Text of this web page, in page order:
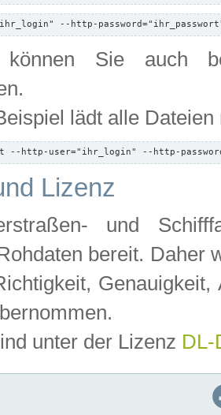
--http-
Sie auch
lädt alle
--http-user="ihr_login" --http-
Lizenz
und
bereit. Daher
unter der Lizenz